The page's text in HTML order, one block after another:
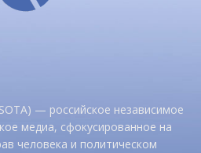
— российское независимое
медиа, сфокусированное на
человека и политическом